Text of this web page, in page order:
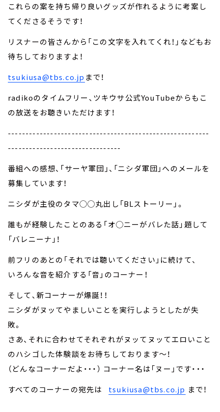
これらの案を持ち帰り良いグッズが作れるように考案し
てくださるそうです！
リスナーの皆さんから「この文字を入れてくれ！」などもお
待ちしておりますよ！
tsukiusa@tbs.co.jp まで！
radikoのタイムフリー、ツキウサ公式YouTubeからもこ
の放送をお聴きいただけます！
---------------------------------------------------------
--------------------------------
番組への感想、「サーヤ軍団」、「ニシダ軍団」へのメールを
募集しています！
ニシダが主役のタマ◯◯丸出し「BLストーリー」。
誰もが経験したことのある「オ◯ニーがバレた話」題して
「バレニーナ」！
前フリのあとの「それでは聴いてください」に続けて、
いろんな音を紹介する「音」のコーナー！
そして、新コーナーが爆誕！！
ニシダがヌッてやましいことを実行しようとしたが失
敗。
さあ、それに合わせてそれぞれがヌッてヌッてエロいこと
のハシゴした体験談をお待ちしております～！
（どんなコーナーだよ・・・） コーナー名は「ヌー」です・・・
すべてのコーナーの宛先は tsukiusa@tbs.co.jp まで！